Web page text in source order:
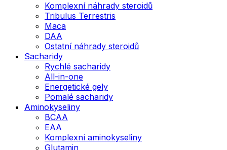
Komplexní náhrady steroidů
Tribulus Terrestris
Maca
DAA
Ostatní náhrady steroidů
Sacharidy
Rychlé sacharidy
All-in-one
Energetické gely
Pomalé sacharidy
Aminokyseliny
BCAA
EAA
Komplexní aminokyseliny
Glutamin